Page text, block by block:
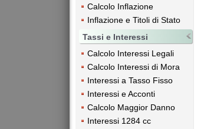
Calcolo Inflazione
Inflazione e Titoli di Stato
Tassi e Interessi
Calcolo Interessi Legali
Calcolo Interessi di Mora
Interessi a Tasso Fisso
Interessi e Acconti
Calcolo Maggior Danno
Interessi 1284 cc